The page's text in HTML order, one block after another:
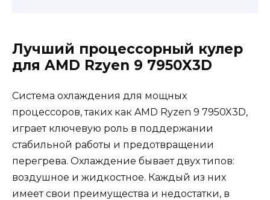
Лучший процессорный кулер
для AMD Rzyen 9 7950X3D
Система охлаждения для мощных
процессоров, таких как AMD Ryzen 9 7950X3D,
играет ключевую роль в поддержании
стабильной работы и предотвращении
перегрева. Охлаждение бывает двух типов:
воздушное и жидкостное. Каждый из них
имеет свои преимущества и недостатки, в